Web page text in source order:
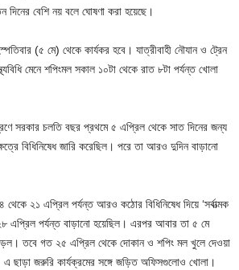
দিনের বেশি নয় বলে ঘোষণা করা হয়েছে।
(৫ মে) থেকে কার্যকর হবে। যাত্রীবাহী নৌযান ও ট্রেন
মেনে শপিংমল সকাল ১০টা থেকে রাত ৮টা পর্যন্ত খোলা
সরকার চলতি বছর প্রথমে ৫ এপ্রিল থেকে সাত দিনের জন্য
বিধিনিষেধ জারি করেছিল। পরে তা আরও দুদিন বাড়ানো
থেকে ২১ এপ্রিল পর্যন্ত আরও কঠোর বিধিনিষেধ দিয়ে ‘সর্বাত্মক
এপ্রিল পর্যন্ত বাড়ানো হয়েছিল। এরপর আবার তা ৫ মে
তবে গত ২৫ এপ্রিল থেকে দোকান ও শপিং মল খুলে দেওয়া
এ ছাড়া জরুরি কার্যক্রমের সঙ্গে জড়িত অফিসগুলোও খোলা।